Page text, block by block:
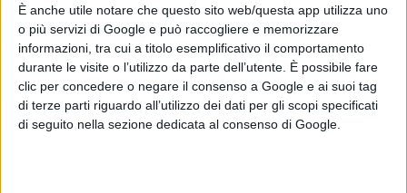
È anche utile notare che questo sito web/questa app utilizza uno
o più servizi di Google e può raccogliere e memorizzare
informazioni, tra cui a titolo esemplificativo il comportamento
durante le visite o l’utilizzo da parte dell’utente. È possibile fare
clic per concedere o negare il consenso a Google e ai suoi tag
di terze parti riguardo all’utilizzo dei dati per gli scopi specificati
di seguito nella sezione dedicata al consenso di Google.